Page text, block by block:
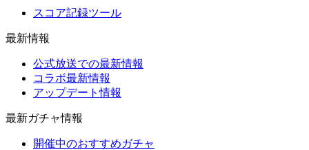
スコア記録ツール
最新情報
公式放送での最新情報
コラボ最新情報
アップデート情報
最新ガチャ情報
開催中のおすすめガチャ